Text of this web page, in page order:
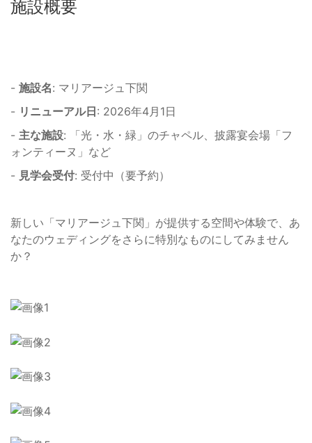
施設概要
- 施設名: マリアージュ下関
- リニューアル日 : 2026年4月1日
- 主な施設: 「光・水・緑」のチャペル、披露宴会場「フ
ォンティーヌ」など
- 見学会受付: 受付中（要予約）
新しい「マリアージュ下関」が提供する空間や体験で、あ
なたのウェディングをさらに特別なものにしてみません
か？